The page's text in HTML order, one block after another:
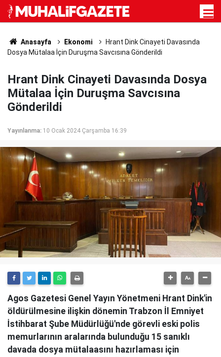
Anasayfa Ekonomi
Hrant Dink Cinayeti Davasında
Dosya Mütalaa İçin Duruşma Savcısına Gönderildi
Hrant Dink Cinayeti Davasında Dosya
Mütalaa İçin Duruşma Savcısına
Gönderildi
Yayınlanma: 10 Ocak 2024 Çarşamba 16:39
Agos Gazetesi Genel Yayın Yönetmeni Hrant Dink'in
öldürülmesine ilişkin dönemin Trabzon İl Emniyet
İstihbarat Şube Müdürlüğü'nde görevli eski polis
memurlarının aralarında bulunduğu 15 sanıklı
davada dosya mütalaasını hazırlaması için